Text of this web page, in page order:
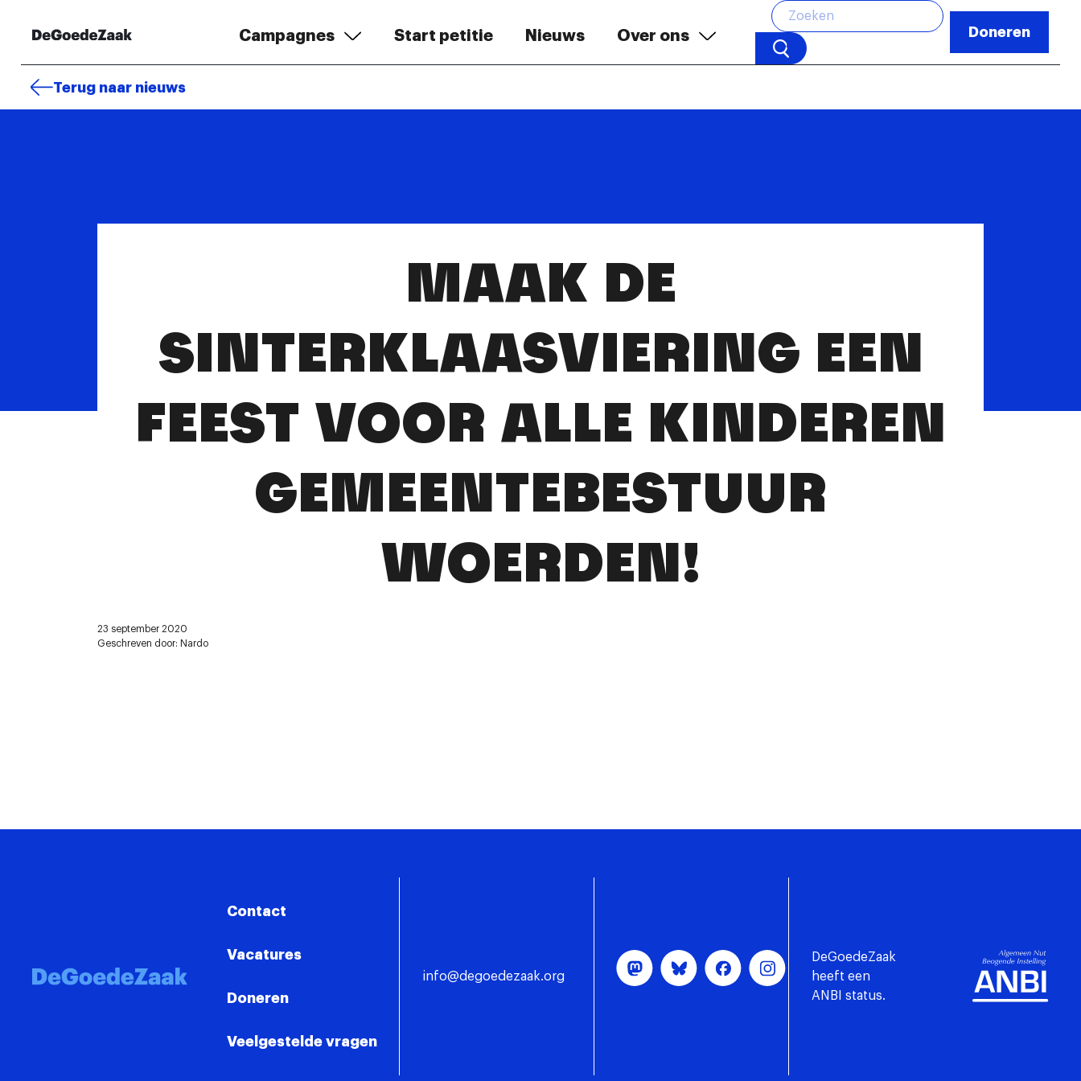
Campagnes Start petitie Nieuws Over ons Doneren
Terug naar nieuws
MAAK DE
SINTERKLAASVIERING EEN
FEEST VOOR ALLE KINDEREN
GEMEENTEBESTUUR
WOERDEN!
23 september 2020
Geschreven door: Nardo
Contact
Vacatures
Doneren
Veelgestelde vragen
info@degoedezaak.org
DeGoedeZaak
heeft een
ANBI status.